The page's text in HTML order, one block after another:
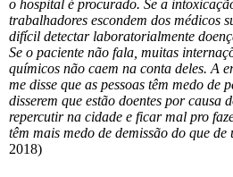
o hospital é procurado. Se a
trabalhadores escondem dos médicos
difícil detectar laboratorialmente
Se o paciente não fala, muitas
químicos não caem na conta deles. A
me disse que as pessoas têm medo de
disserem que estão doentes por causa
repercutir na cidade e ficar mal pro
têm mais medo de demissão do que de
2018)